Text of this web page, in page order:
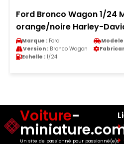
Ford Bronco Wagon 1/24
orange/noire Harley-
Marque : Ford Modele
Version : Bronco Wagon
Echelle : 1/24
Voiture-
Un site de passionné pour passionné(e)s